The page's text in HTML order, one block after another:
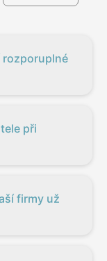
rozporuplné
při
firmy už